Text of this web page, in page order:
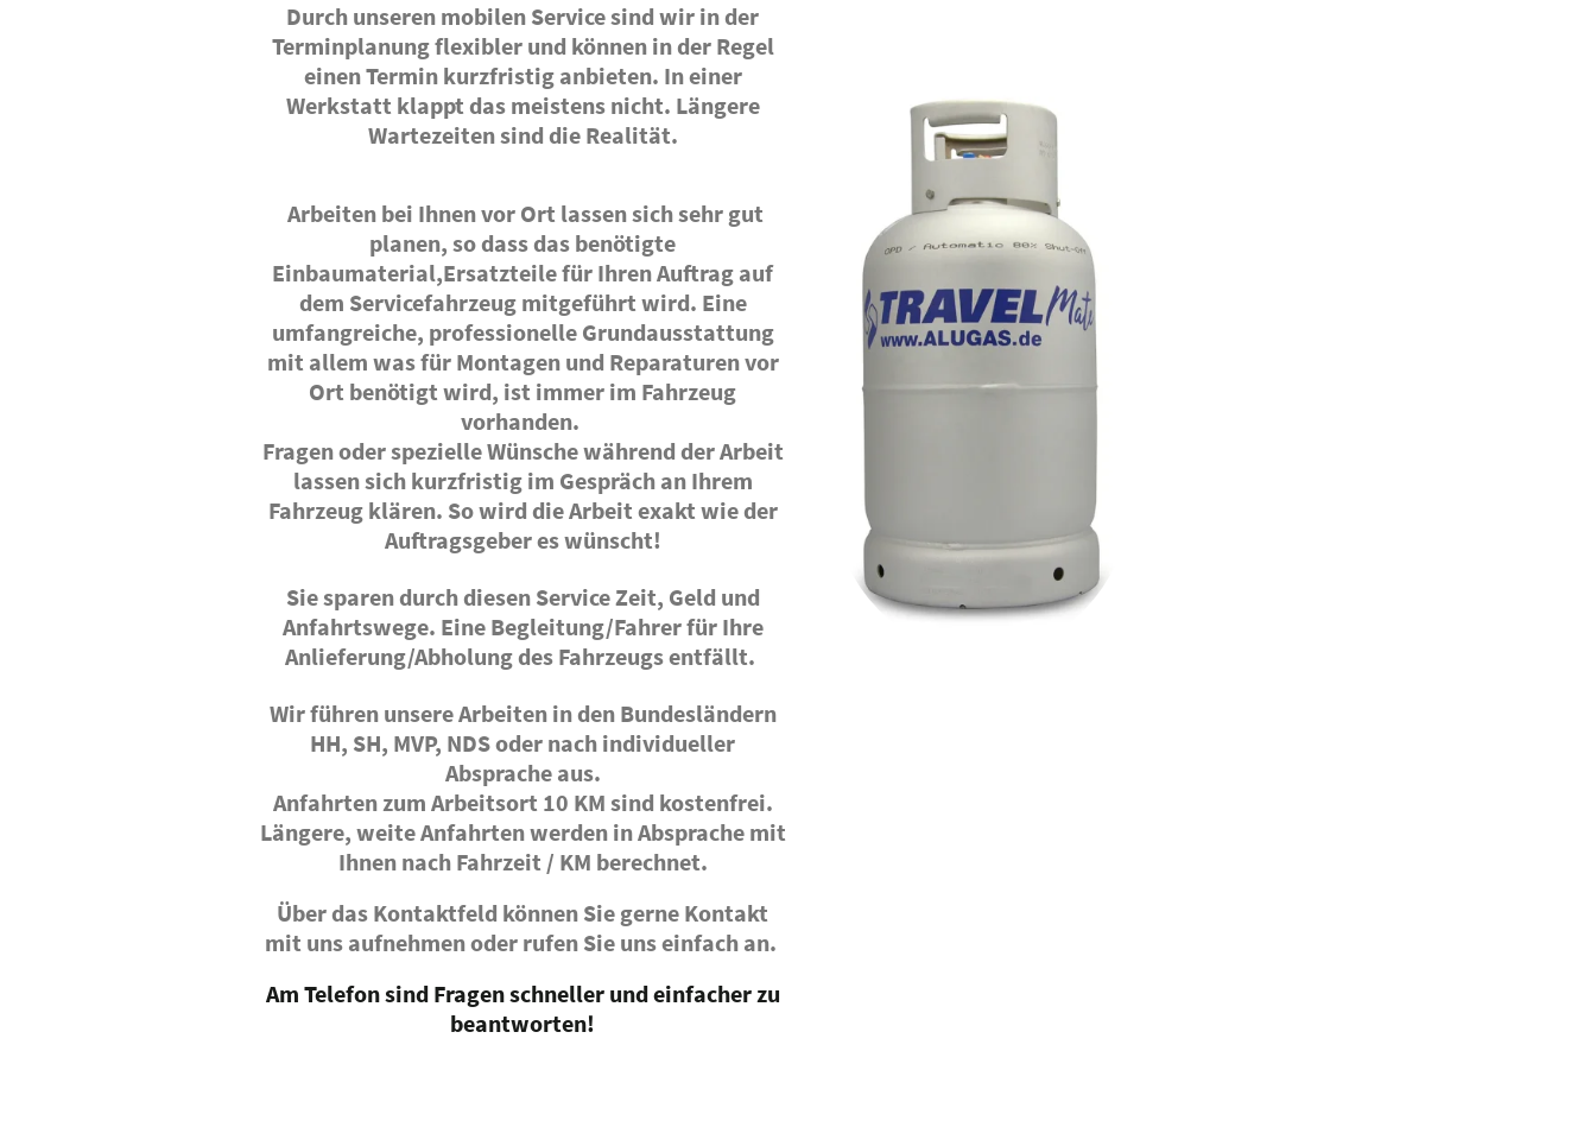
Durch unseren mobilen Service sind wir in der
Terminplanung flexibler und können in der Regel
einen Termin kurzfristig anbieten. In einer
Werkstatt klappt das meistens nicht. Längere
Wartezeiten sind die Realität.
Arbeiten bei Ihnen vor Ort lassen sich sehr gut
planen, so dass das benötigte
Einbaumaterial,Ersatzteile für Ihren Auftrag auf
dem Servicefahrzeug mitgeführt wird. Eine
umfangreiche, professionelle Grundausstattung
mit allem was für Montagen und Reparaturen vor
Ort benötigt wird, ist immer im Fahrzeug
vorhanden.
Fragen oder spezielle Wünsche während der Arbeit
lassen sich kurzfristig im Gespräch an Ihrem
Fahrzeug klären. So wird die Arbeit exakt wie der
Auftragsgeber es wünscht!
Sie sparen durch diesen Service Zeit, Geld und
Anfahrtswege. Eine Begleitung/Fahrer für Ihre
Anlieferung/Abholung des Fahrzeugs entfällt.
Wir führen unsere Arbeiten in den Bundesländern
HH, SH, MVP, NDS oder nach individueller
Absprache aus.
Anfahrten zum Arbeitsort 10 KM sind kostenfrei.
Längere, weite Anfahrten werden in Absprache mit
Ihnen nach Fahrzeit / KM berechnet.
Über das Kontaktfeld können Sie gerne Kontakt
mit uns aufnehmen oder rufen Sie uns einfach an.
Am Telefon sind Fragen schneller und einfacher zu
beantworten!